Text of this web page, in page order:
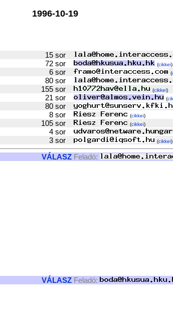
1996-10-19
15 sor
72 sor (cikkei)
6 sor (
80 sor
155 sor (cikkei)
21 sor (
80 sor
8 sor (cikkei)
105 sor (cikkei)
4 sor
3 sor (cikkei)
VÁLASZ Feladó:
VÁLASZ Feladó: